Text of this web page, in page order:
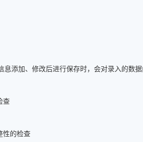
息添加、修改后进行保存时，会对录入的数
查
性的检查